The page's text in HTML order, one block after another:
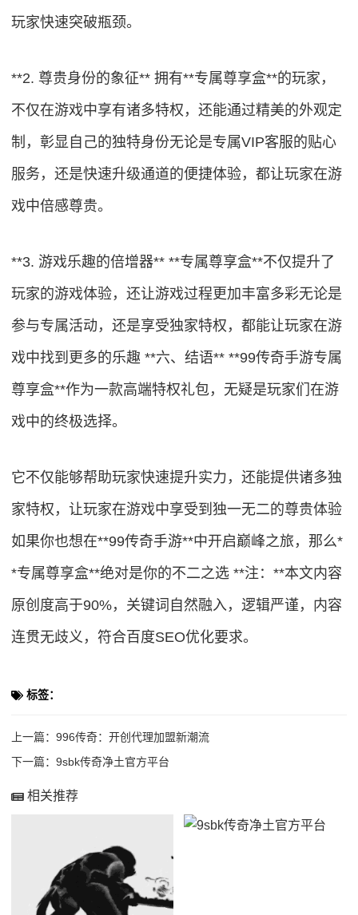
玩家快速突破瓶颈。
**2. 尊贵身份的象征** 拥有**专属尊享盒**的玩家，
不仅在游戏中享有诸多特权，还能通过精美的外观定
制，彰显自己的独特身份无论是专属VIP客服的贴心
服务，还是快速升级通道的便捷体验，都让玩家在游
戏中倍感尊贵。
**3. 游戏乐趣的倍增器** **专属尊享盒**不仅提升了
玩家的游戏体验，还让游戏过程更加丰富多彩无论是
参与专属活动，还是享受独家特权，都能让玩家在游
戏中找到更多的乐趣 **六、结语** **99传奇手游专属
尊享盒**作为一款高端特权礼包，无疑是玩家们在游
戏中的终极选择。
它不仅能够帮助玩家快速提升实力，还能提供诸多独
家特权，让玩家在游戏中享受到独一无二的尊贵体验
如果你也想在**99传奇手游**中开启巅峰之旅，那么*
*专属尊享盒**绝对是你的不二之选 **注：**本文内容
原创度高于90%，关键词自然融入，逻辑严谨，内容
连贯无歧义，符合百度SEO优化要求。
标签：
上一篇： 996传奇：开创代理加盟新潮流
下一篇： 9sbk传奇净土官方平台
相关推荐